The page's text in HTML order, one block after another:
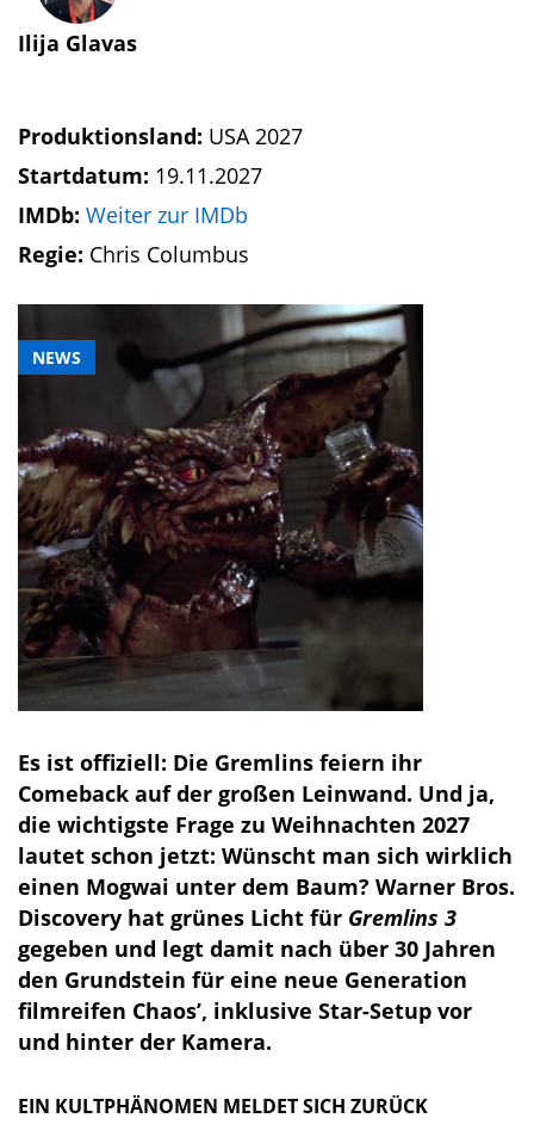
NEWS
Ilija Glavas
Produktionsland: USA 2027
Startdatum: 19.11.2027
IMDb: Weiter zur IMDb
Regie: Chris Columbus
Es ist offiziell: Die Gremlins feiern ihr
Comeback auf der großen Leinwand. Und ja,
die wichtigste Frage zu Weihnachten 2027
lautet schon jetzt: Wünscht man sich wirklich
einen Mogwai unter dem Baum? Warner Bros.
Discovery hat grünes Licht für Gremlins 3
gegeben und legt damit nach über 30 Jahren
den Grundstein für eine neue Generation
filmreifen Chaos’, inklusive Star-Setup vor
und hinter der Kamera.
EIN KULTPHÄNOMEN MELDET SICH ZURÜCK